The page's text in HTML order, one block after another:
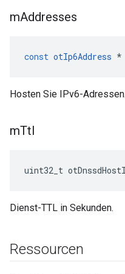
mAddresses
const otIp6Address *
Hosten Sie IPv6-Adressen.
mTtl
uint32_t
Dienst-TTL in Sekunden.
Ressourcen